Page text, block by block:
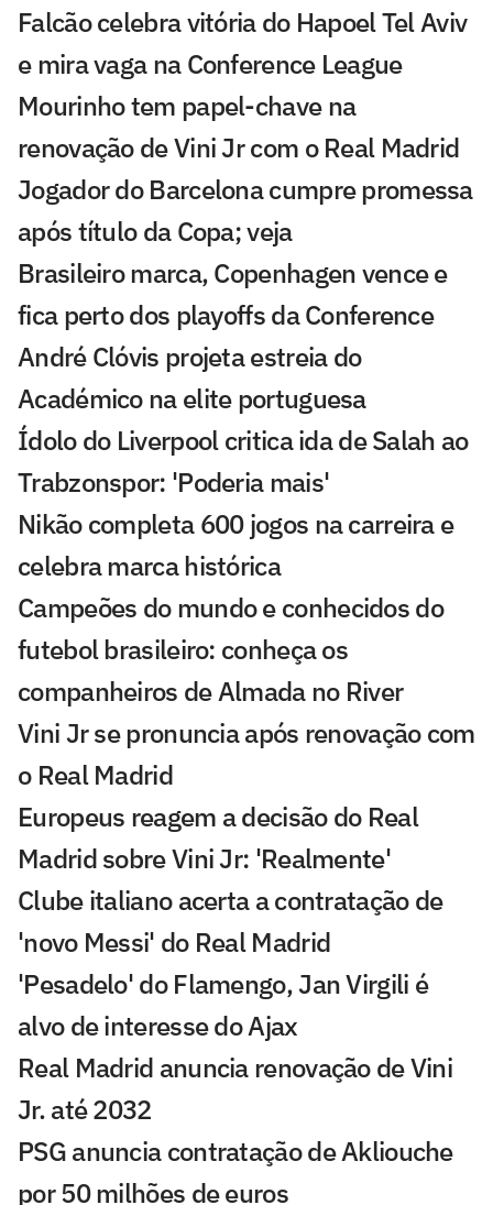
Falcão celebra vitória do Hapoel Tel Aviv
e mira vaga na Conference League
Mourinho tem papel-chave na
renovação de Vini Jr com o Real Madrid
Jogador do Barcelona cumpre promessa
após título da Copa; veja
Brasileiro marca, Copenhagen vence e
fica perto dos playoffs da Conference
André Clóvis projeta estreia do
Académico na elite portuguesa
Ídolo do Liverpool critica ida de Salah ao
Trabzonspor: 'Poderia mais'
Nikão completa 600 jogos na carreira e
celebra marca histórica
Campeões do mundo e conhecidos do
futebol brasileiro: conheça os
companheiros de Almada no River
Vini Jr se pronuncia após renovação com
o Real Madrid
Europeus reagem a decisão do Real
Madrid sobre Vini Jr: 'Realmente'
Clube italiano acerta a contratação de
'novo Messi' do Real Madrid
'Pesadelo' do Flamengo, Jan Virgili é
alvo de interesse do Ajax
Real Madrid anuncia renovação de Vini
Jr. até 2032
PSG anuncia contratação de Akliouche
por 50 milhões de euros